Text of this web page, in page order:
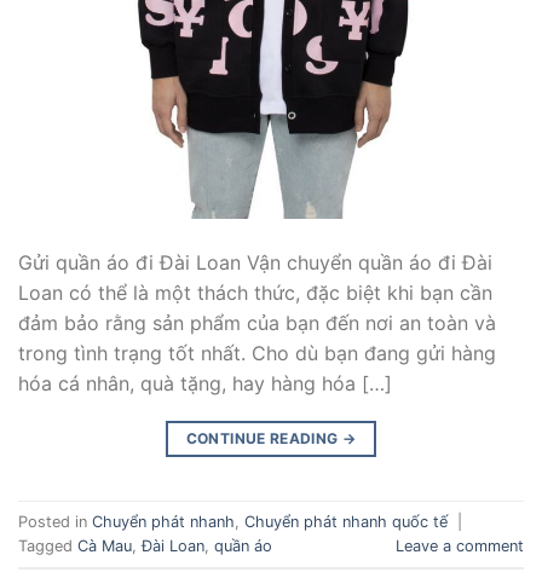
Gửi quần áo đi Đài Loan Vận chuyển quần áo đi Đài
Loan có thể là một thách thức, đặc biệt khi bạn cần
đảm bảo rằng sản phẩm của bạn đến nơi an toàn và
trong tình trạng tốt nhất. Cho dù bạn đang gửi hàng
hóa cá nhân, quà tặng, hay hàng hóa […]
CONTINUE READING →
Posted in Chuyển phát nhanh Chuyển phát nhanh quốc tế
Tagged Cà Mau ,Đài Loan quần áo Leave a comment